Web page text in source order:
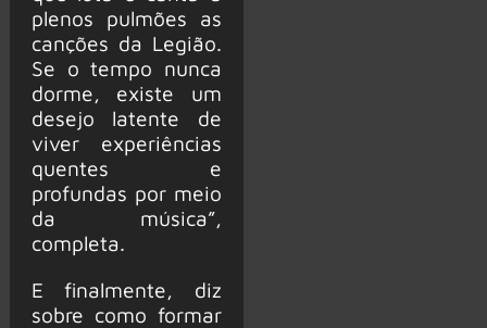
plenos pulmões as
canções da Legião.
Se o tempo nunca
dorme, existe um
desejo latente de
viver experiências
quentes e
profundas por meio
da música”,
completa.
E finalmente, diz
sobre como formar